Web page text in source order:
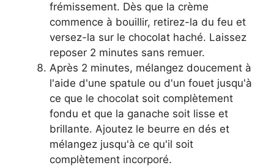
frémissement. Dès que la crème
commence à bouillir, retirez-la du feu et
versez-la sur le chocolat haché. Laissez
reposer 2 minutes sans remuer.
Après 2 minutes, mélangez doucement à
l'aide d'une spatule ou d'un fouet jusqu'à
ce que le chocolat soit complètement
fondu et que la ganache soit lisse et
brillante. Ajoutez le beurre en dés et
mélangez jusqu'à ce qu'il soit
complètement incorporé.